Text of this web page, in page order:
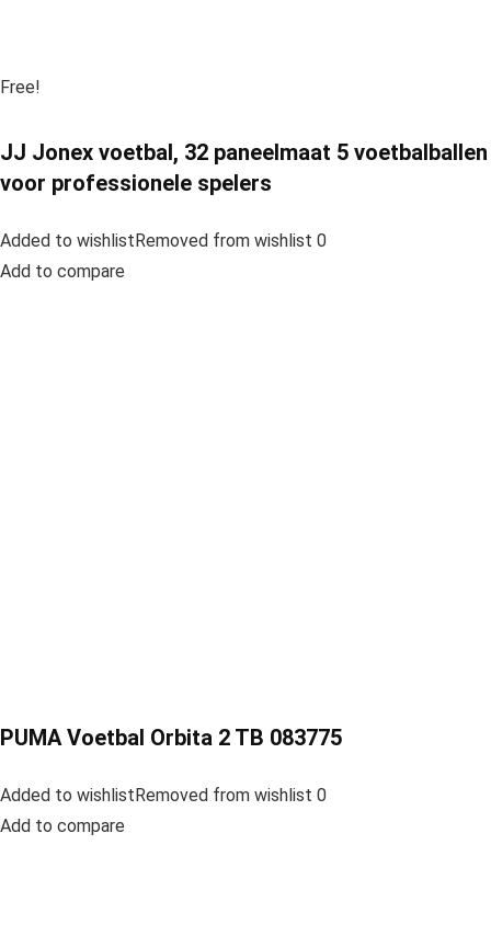
Free!
JJ Jonex voetbal, 32 paneelmaat 5 voetbalballen
voor professionele spelers
Added to wishlistRemoved from wishlist 0
Add to compare
PUMA Voetbal Orbita 2 TB 083775
Added to wishlistRemoved from wishlist 0
Add to compare